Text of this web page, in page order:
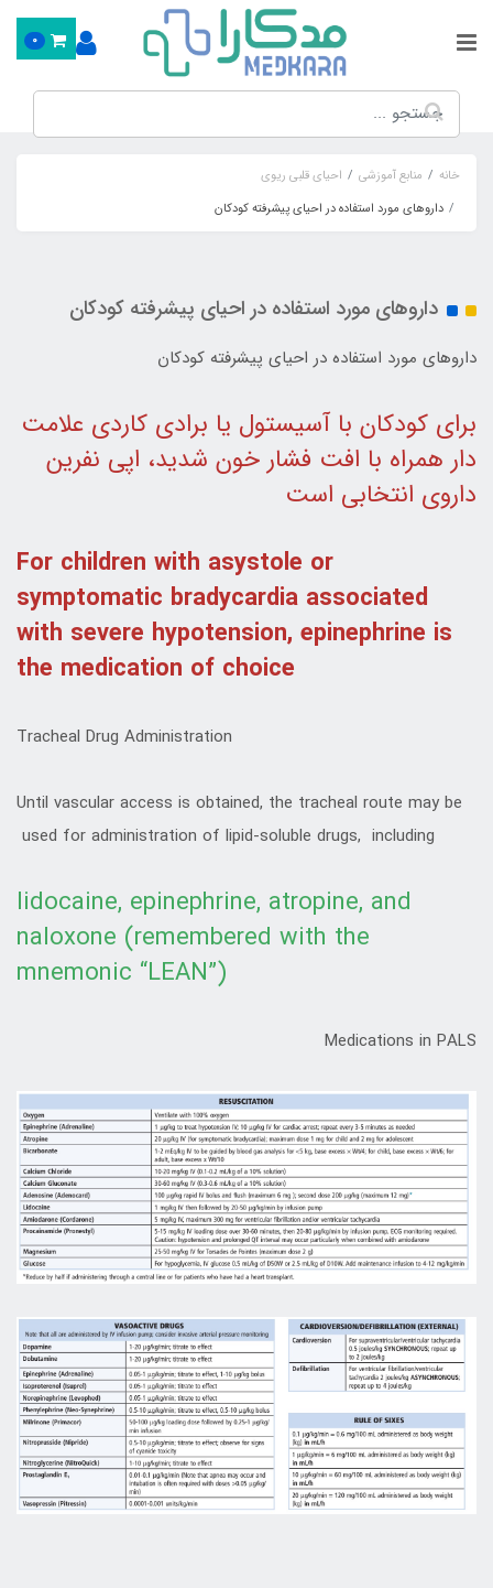
0
خانه منابع آموزشی
احیای قلبی ریوی
داروهای مورد استفاده در احیای پیشرفته کودکان
داروهای مورد استفاده در احیای پیشرفته کودکان
داروهای مورد استفاده در احیای پیشرفته کودکان
برای کودکان با آسیستول یا برادی کاردی علامت
دار همراه با افت فشار خون شدید، اپی نفرین
داروی انتخابی است
For children with asystole or
symptomatic bradycardia associated
with severe hypotension, epinephrine is
the medication of choice
Tracheal Drug Administration
Until vascular access is obtained, the tracheal route may be
used for administration of lipid-soluble drugs, including
lidocaine, epinephrine, atropine, and
naloxone (remembered with the
mnemonic “LEAN”)
Medications in PALS